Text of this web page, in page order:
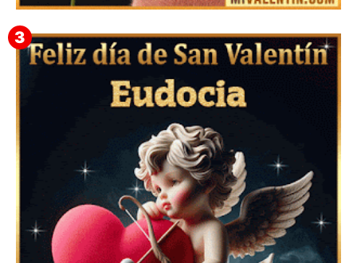
Mensajes Tarjetas y GiF de San Valentín para Amigas